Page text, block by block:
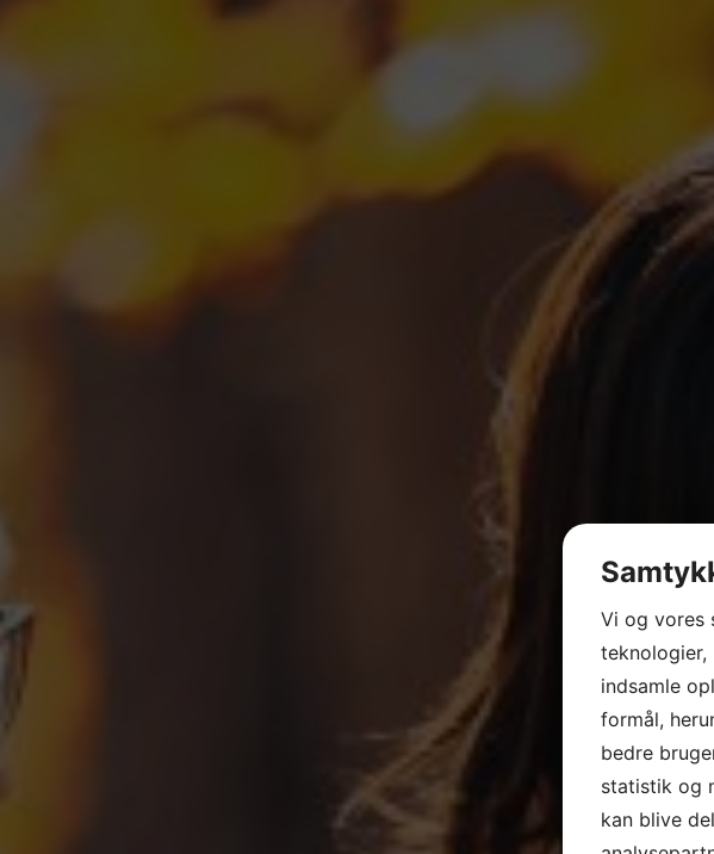
Vi og vores
teknologier,
indsamle
formål,
bedre
statistik og
kan blive